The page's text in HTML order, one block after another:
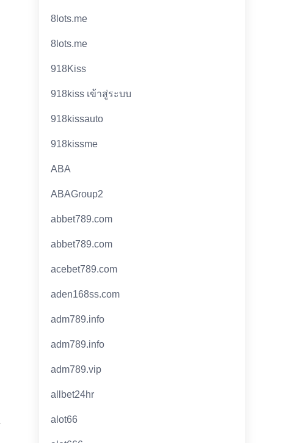
8lots.me
8lots.me
918Kiss
918kiss เข้าสู่ระบบ
918kissauto
918kissme
ABA
ABAGroup2
abbet789.com
abbet789.com
acebet789.com
aden168ss.com
adm789.info
adm789.info
adm789.vip
allbet24hr
alot66